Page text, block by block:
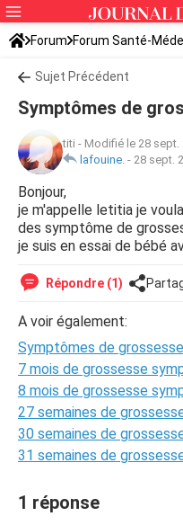
Forum Forum Santé-
Ovulation
Sujet Précédent
Symptômes de
titi - Modifié le 28 sept.
lafouine. - 28 sept.
Bonjour,
je m'appelle letitia je
des symptôme de
je suis en essai de bébé
Répondre (1)
A voir également:
Symptômes de grossesse
7 mois de grossesse
8 mois de grossesse
27 semaines de
30 semaines de
31 semaines de
1 réponse